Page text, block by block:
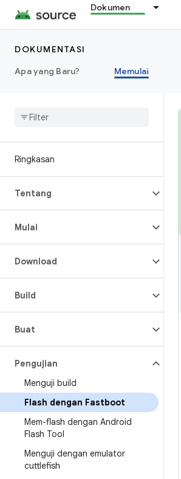
Dokumen
DOKUMENTASI
Apa yang Baru?
Memulai
Ringkasan
Tentang
Mulai
Download
Build
Buat
Pengujian
Menguji build
Flash dengan Fastboot
Mem-flash dengan Android
Flash Tool
Menguji dengan emulator
cuttlefish